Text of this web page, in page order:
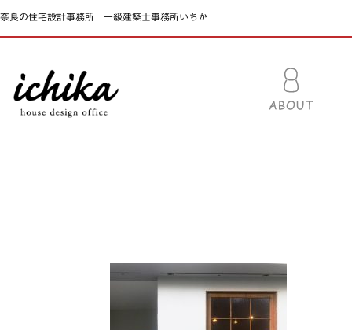
奈良の住宅設計事務所 一級建築士事務所いちか